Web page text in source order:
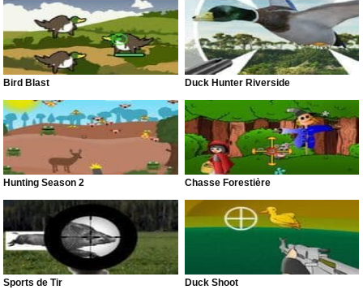
Bird Blast Duck Hunter Riverside
Hunting Season 2 Chasse Forestière
Sports de Tir Duck Shoot